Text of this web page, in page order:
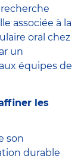
associée à la
oral chez
un
équipes de
les
son
durable